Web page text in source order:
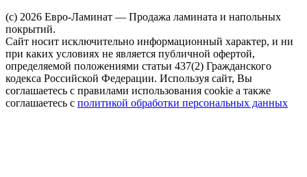
(c) 2026 Евро-Ламинат — Продажа ламината и напольных
покрытий.
Сайт носит исключительно информационный характер, и ни
при каких условиях не является публичной офертой,
определяемой положениями статьи 437(2) Гражданского
кодекса Российской Федерации. Используя сайт, Вы
соглашаетесь с правилами использования cookie а также
соглашаетесь с политикой обработки персональных данных